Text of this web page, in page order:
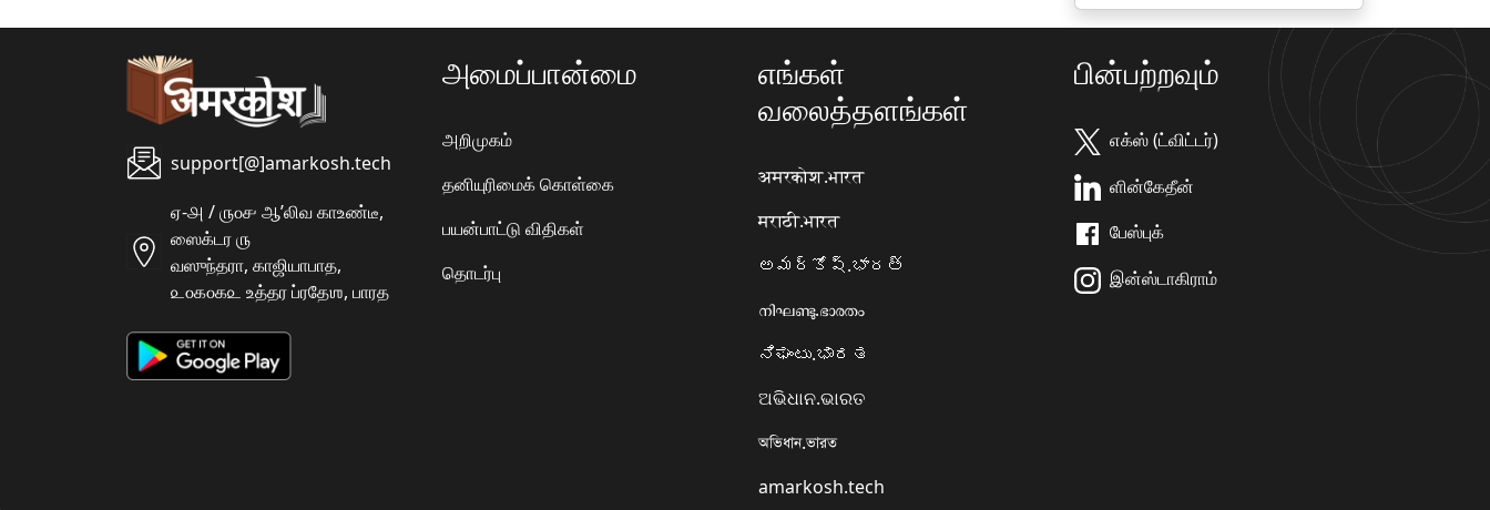
support[@]amarkosh.tech
ஏ-௮ / ௫௦௪ ஆʼலிவ காஉண்டீ,
ஸைக்டர ௫
வஸுந்தரா, காஜியாபாத,
௨௦௧௦௧௨ உத்தர ப்ரதேஶ, பாரத
அமைப்பான்மை
அறிமுகம்
தனியுரிமைக் கொள்கை
பயன்பாட்டு விதிகள்
தொடர்பு
எங்கள்
வலைத்தளங்கள்
अमरकोश.भारत
मराठी.भारत
అమర్కోష్.భారత్
നിഘണ്ടു.ഭാരതം
ನಿಘಂಟು.ಭಾರತ
ଅଭିଧାନ.ଭାରତ
অভিধান.ভারত
amarkosh.tech
பின்பற்றவும்
எக்ஸ் (ட்விட்டர்)
ளின்கேதீன்
பேஸ்புக்
இன்ஸ்டாகிராம்